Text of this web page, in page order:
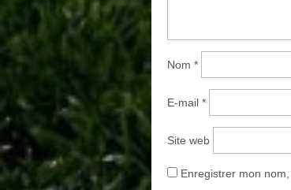
Nom *
E-mail *
Site web
Enregistrer mon